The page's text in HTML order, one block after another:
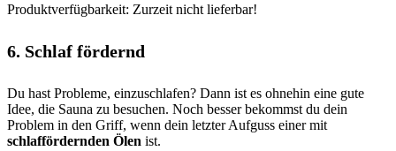
Produktverfügbarkeit: Zurzeit nicht lieferbar!
6. Schlaf fördernd
Du hast Probleme, einzuschlafen? Dann ist es ohnehin eine gute
Idee, die Sauna zu besuchen. Noch besser bekommst du dein
Problem in den Griff, wenn dein letzter Aufguss einer mit
schlaffördernden Ölen ist.